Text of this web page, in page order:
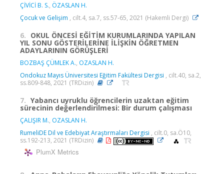
ÇİVİCİ B. S., ÖZASLAN H.
Çocuk ve Gelişim , cilt.4, sa.7, ss.57-65, 2021 (Hakemli Dergi)
6. OKUL ÖNCESİ EĞİTİM KURUMLARINDA YAPILAN
YIL SONU GÖSTERİLERİNE İLİŞKİN ÖĞRETMEN
ADAYLARININ GÖRÜŞLERİ
BOZBAŞ ÇÜMLEK A., OZASLAN H.
Ondokuz Mayıs Üniversitesi Eğitim Fakültesi Dergisi , cilt.40, sa.2,
ss.809-848, 2021 (TRDizin)
7. Yabancı uyruklu öğrencilerin uzaktan eğitim
sürecinin değerlendirilmesi: Bir durum çalışması
ÇALIŞIR M., OZASLAN H.
RumeliDE Dil ve Edebiyat Araştırmaları Dergisi , cilt.0, sa.Ö10,
ss.192-213, 2021 (TRDizin)
PlumX Metrics